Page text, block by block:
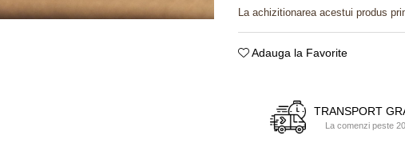
La achizitionarea acestui produs
Adauga la Favorite
TRANSPORT
La comenzi peste